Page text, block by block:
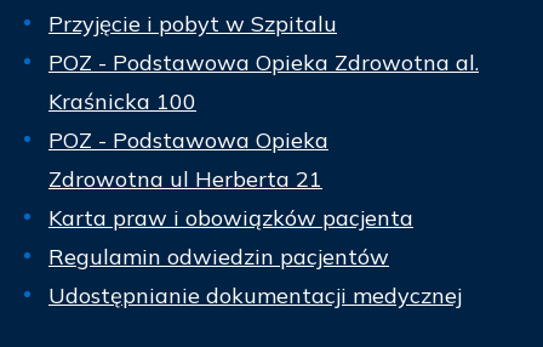
Przyjęcie i pobyt w Szpitalu
POZ - Podstawowa Opieka Zdrowotna al.
Kraśnicka 100
POZ - Podstawowa Opieka
Zdrowotna ul Herberta 21
Karta praw i obowiązków pacjenta
Regulamin odwiedzin pacjentów
Udostępnianie dokumentacji medycznej